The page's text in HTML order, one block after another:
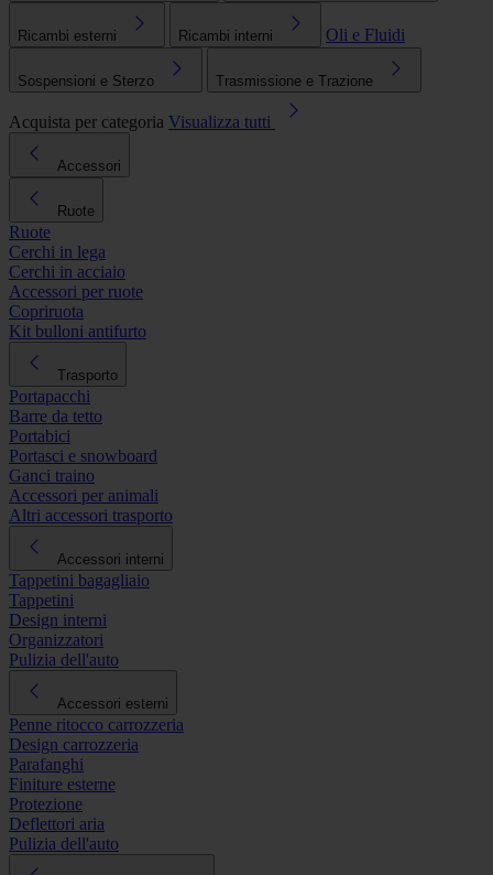
Ricambi esterni Ricambi interni Oli e Fluidi
Sospensioni e Sterzo Trasmissione e Trazione
Acquista per categoria Visualizza tutti
Accessori
Ruote
Ruote
Cerchi in lega
Cerchi in acciaio
Accessori per ruote
Copriruota
Kit bulloni antifurto
Trasporto
Portapacchi
Barre da tetto
Portabici
Portasci e snowboard
Ganci traino
Accessori per animali
Altri accessori trasporto
Accessori interni
Tappetini bagagliaio
Tappetini
Design interni
Organizzatori
Pulizia dell'auto
Accessori esterni
Penne ritocco carrozzeria
Design carrozzeria
Parafanghi
Finiture esterne
Protezione
Deflettori aria
Pulizia dell'auto